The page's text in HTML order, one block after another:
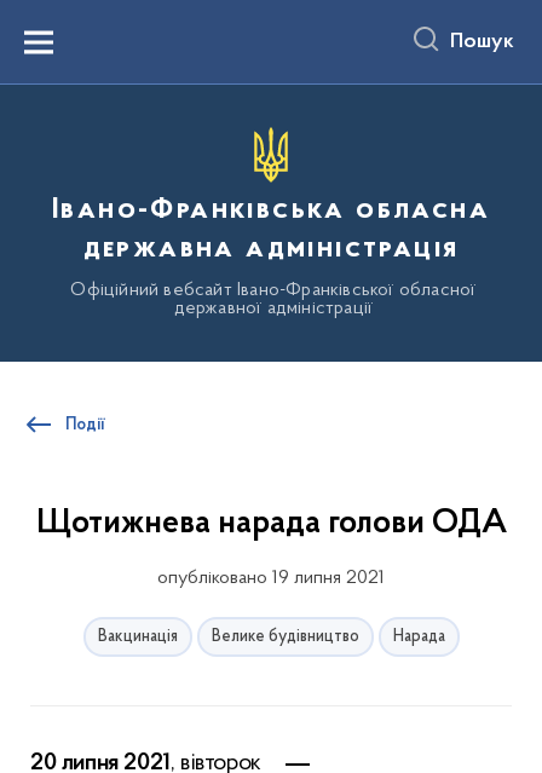
вмістуMenu Пошук
Івано-Франківська обласна
державна адміністрація
Офіційний вебсайт Івано-Франківської обласної
державної адміністрації
Події
Щотижнева нарада голови ОДА
опубліковано 19 липня 2021
Вакцинація Велике будівництво Нарада
20 липня 2021, вівторок